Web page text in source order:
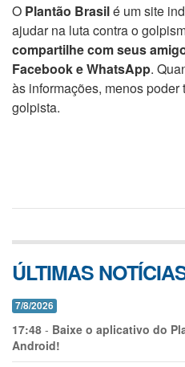
O Plantão Brasilé um site
ajudar na luta contra o
compartilhe com seus
Facebook e WhatsApp.
às informações, menos
golpista.
ÚLTIMAS
7/8/2026
17:48 - Baixe o aplicativo do
Android!